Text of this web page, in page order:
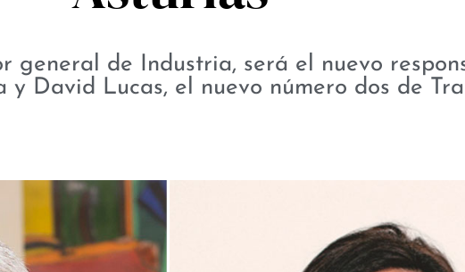
general de Industria, será el nuevo
David Lucas, el nuevo número dos de